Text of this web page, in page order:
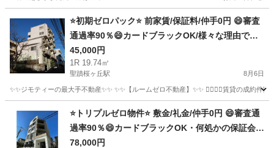
板橋駅 マンション 物件
⭐️初期ゼロパック⭐️ 前家賃/保証料/仲手0円 😄審査
通過率90％😄カードブラックOK/様々な理由で審
査が難航しているお客様OK✨ 京王線 聖蹟桜ヶ丘
駅 徒歩6分❗️多摩市桜ヶ丘４丁目 ３５－３ ❗️ZERO5
7672
45,000円
1R 19.74㎡
聖蹟桜ヶ丘駅 8月6日
✨✨ジモティーの最大手不動産✨✨ ✨✨【ルームゼロ不動産】✨✨ 🙇‍♂️🙇‍♂️賃貸の成約
聖蹟桜ヶ丘駅 マンション 物件
⭐️トリプルゼロ物件⭐️ 敷金/礼金/仲手0円 😄審査通
過率90％😄カードブラックOK・何処かの保証会社
でトラブルOK・様々な理由で審査が難航している
78,000円